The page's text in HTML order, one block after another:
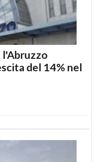
l'Abruzzo
del 14% nel